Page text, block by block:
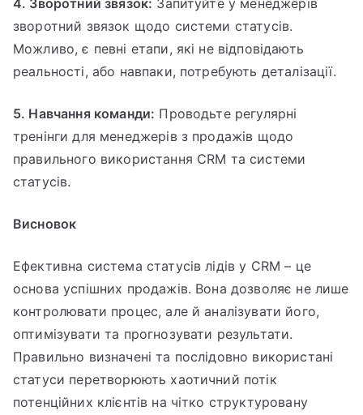
зворотний звязок щодо системи статусів.
Можливо, є певні етапи, які не відповідають
реальності, або навпаки, потребують деталізації.
5. Навчання команди: Проводьте регулярні
тренінги для менеджерів з продажів щодо
правильного використання CRM та системи
статусів.
Висновок
Ефективна система статусів лідів у CRM – це
основа успішних продажів. Вона дозволяє не лише
контролювати процес, але й аналізувати його,
оптимізувати та прогнозувати результати.
Правильно визначені та послідовно використані
статуси перетворюють хаотичний потік
потенційних клієнтів на чітко структуровану